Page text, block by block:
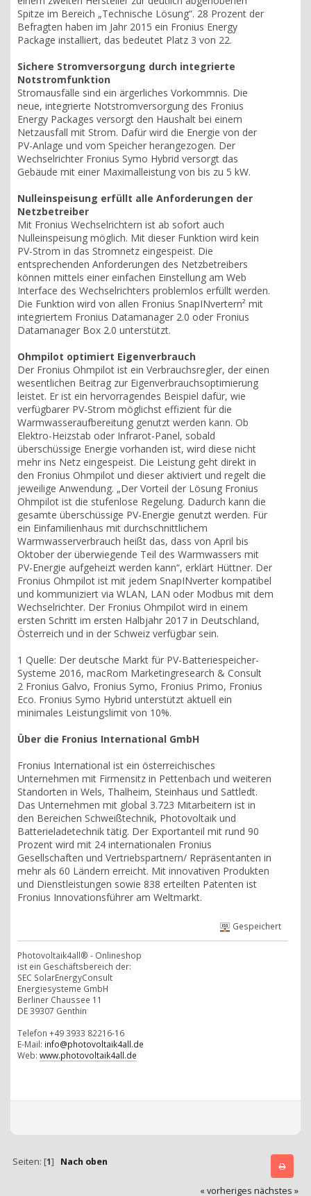
Spitze im Bereich „Technische Lösung“. 28 Prozent der
Befragten haben im Jahr 2015 ein Fronius Energy
Package installiert, das bedeutet Platz 3 von 22.
Sichere Stromversorgung durch integrierte
Notstromfunktion
Stromausfälle sind ein ärgerliches Vorkommnis. Die
neue, integrierte Notstromversorgung des Fronius
Energy Packages versorgt den Haushalt bei einem
Netzausfall mit Strom. Dafür wird die Energie von der
PV-Anlage und vom Speicher herangezogen. Der
Wechselrichter Fronius Symo Hybrid versorgt das
Gebäude mit einer Maximalleistung von bis zu 5 kW.
Nulleinspeisung erfüllt alle Anforderungen der
Netzbetreiber
Mit Fronius Wechselrichtern ist ab sofort auch
Nulleinspeisung möglich. Mit dieser Funktion wird kein
PV-Strom in das Stromnetz eingespeist. Die
entsprechenden Anforderungen des Netzbetreibers
können mittels einer einfachen Einstellung am Web
Interface des Wechselrichters problemlos erfüllt werden.
Die Funktion wird von allen Fronius SnapINvertern² mit
integriertem Fronius Datamanager 2.0 oder Fronius
Datamanager Box 2.0 unterstützt.
Ohmpilot optimiert Eigenverbrauch
Der Fronius Ohmpilot ist ein Verbrauchsregler, der einen
wesentlichen Beitrag zur Eigenverbrauchsoptimierung
leistet. Er ist ein hervorragendes Beispiel dafür, wie
verfügbarer PV-Strom möglichst effizient für die
Warmwasseraufbereitung genutzt werden kann. Ob
Elektro-Heizstab oder Infrarot-Panel, sobald
überschüssige Energie vorhanden ist, wird diese nicht
mehr ins Netz eingespeist. Die Leistung geht direkt in
den Fronius Ohmpilot und dieser aktiviert und regelt die
jeweilige Anwendung. „Der Vorteil der Lösung Fronius
Ohmpilot ist die stufenlose Regelung. Dadurch kann die
gesamte überschüssige PV-Energie genutzt werden. Für
ein Einfamilienhaus mit durchschnittlichem
Warmwasserverbrauch heißt das, dass von April bis
Oktober der überwiegende Teil des Warmwassers mit
PV-Energie aufgeheizt werden kann“, erklärt Hüttner. Der
Fronius Ohmpilot ist mit jedem SnapINverter kompatibel
und kommuniziert via WLAN, LAN oder Modbus mit dem
Wechselrichter. Der Fronius Ohmpilot wird in einem
ersten Schritt im ersten Halbjahr 2017 in Deutschland,
Österreich und in der Schweiz verfügbar sein.
1 Quelle: Der deutsche Markt für PV-Batteriespeicher-
Systeme 2016, macRom Marketingresearch & Consult
2 Fronius Galvo, Fronius Symo, Fronius Primo, Fronius
Eco. Fronius Symo Hybrid unterstützt aktuell ein
minimales Leistungslimit von 10%.
Über die Fronius International GmbH
Fronius International ist ein österreichisches
Unternehmen mit Firmensitz in Pettenbach und weiteren
Standorten in Wels, Thalheim, Steinhaus und Sattledt.
Das Unternehmen mit global 3.723 Mitarbeitern ist in
den Bereichen Schweißtechnik, Photovoltaik und
Batterieladetechnik tätig. Der Exportanteil mit rund 90
Prozent wird mit 24 internationalen Fronius
Gesellschaften und Vertriebspartnern/ Repräsentanten in
mehr als 60 Ländern erreicht. Mit innovativen Produkten
und Dienstleistungen sowie 838 erteilten Patenten ist
Fronius Innovationsführer am Weltmarkt.
Gespeichert
Photovoltaik4all® - Onlineshop
ist ein Geschäftsbereich der:
SEC SolarEnergyConsult
Energiesysteme GmbH
Berliner Chaussee 11
DE 39307 Genthin
Telefon +49 3933 82216-16
E-Mail: info@photovoltaik4all.de
Web: www.photovoltaik4all.de
Seiten: [1] Nach oben
« vorheriges nächstes »